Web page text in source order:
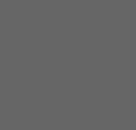
Essenzielle Cookies